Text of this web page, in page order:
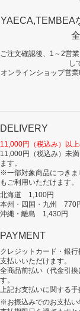
YAECA,TEMBEA
ご注文確認後、1～2営
し
オンラインショップ営
DELIVERY
11,000円（税込み）以
11,000円（税込み）未
ます。
※一部対象商品につきま
もご利用いただけます。
北海道 1,100円
本州・四国・九州 770
沖縄・離島 1,430円
PAYMENT
クレジットカード・銀
支払いいただけます。
全商品前払い（代金引
す。
上記お支払いに関する
※お振込みでのお支払い